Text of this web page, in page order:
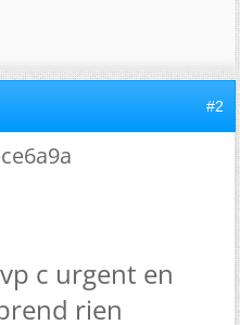
#2
c urgent en
rien